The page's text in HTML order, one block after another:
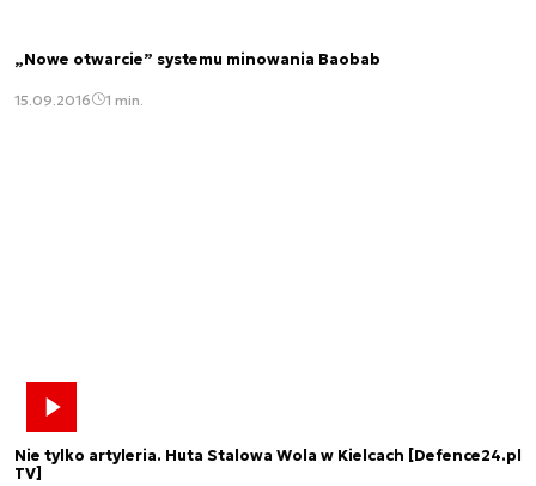
„Nowe otwarcie” systemu minowania Baobab
15.09.2016 1 min.
Nie tylko artyleria. Huta Stalowa Wola w Kielcach [Defence24.pl
TV]